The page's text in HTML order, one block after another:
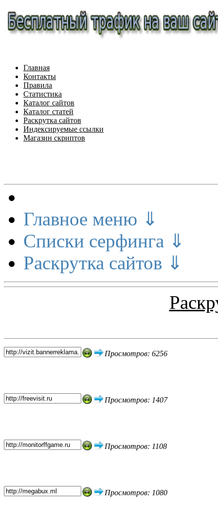
Главная
Контакты
Правила
Статистика
Каталог сайтов
Каталог статей
Раскрутка сайтов
Индексируемые ссылки
Магазин скриптов
Главное меню ⇓
Списки серфинга ⇓
Раскрутка сайтов ⇓
Просмотров: 6256
Просмотров: 1407
Просмотров: 1108
Просмотров: 1080